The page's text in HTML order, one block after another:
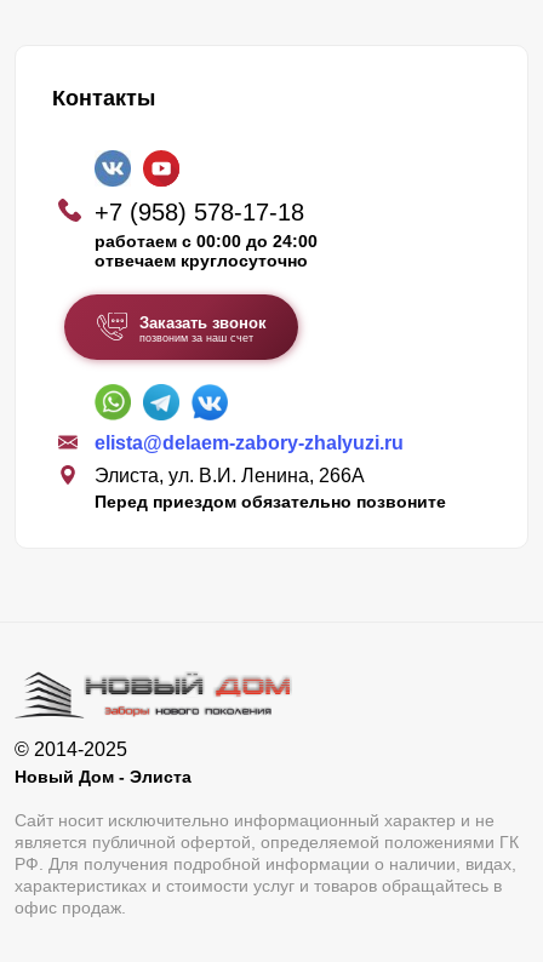
Контакты
+7 (958) 578-17-18
работаем с 00:00 до 24:00
отвечаем круглосуточно
Заказать звонок
позвоним за наш счет
elista@delaem-zabory-zhalyuzi.ru
Элиста, ул. В.И. Ленина, 266А
Перед приездом обязательно позвоните
© 2014-2025
Новый Дом - Элиста
Сайт носит исключительно информационный характер и не
является публичной офертой, определяемой положениями ГК
РФ. Для получения подробной информации о наличии, видах,
характеристиках и стоимости услуг и товаров обращайтесь в
офис продаж.